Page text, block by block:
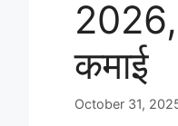
कमाई
October 31,